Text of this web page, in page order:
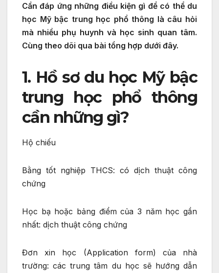
Cần đáp ứng những điều kiện gì để có thể du
học Mỹ bậc trung học phổ thông là câu hỏi
mà nhiều phụ huynh và học sinh quan tâm.
Cùng theo dõi qua bài tổng hợp dưới đây.
1. Hồ sơ du học Mỹ bậc
trung học phổ thông
cần những gì?
Hộ chiếu
Bằng tốt nghiệp THCS: có dịch thuật công
chứng
Học bạ hoặc bảng điểm của 3 năm học gần
nhất: dịch thuật công chứng
Đơn xin học (Application form) của nhà
trường: các trung tâm du học sẽ hướng dẫn